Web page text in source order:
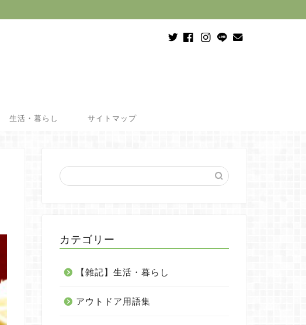
生活・暮らし サイトマップ
カテゴリー
【雑記】生活・暮らし
アウトドア用語集